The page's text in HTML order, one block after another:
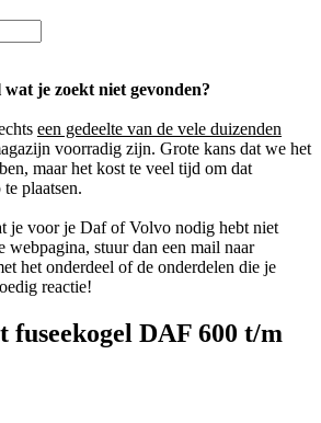
je zoekt niet gevonden?
een gedeelte van de vele duizenden
voorradig zijn. Grote kans dat we het
maar het kost te veel tijd om dat
plaatsen.
je voor je Daf of Volvo nodig hebt niet
webpagina, stuur dan een mail naar
het onderdeel of de onderdelen die je
reactie!
fuseekogel DAF 600 t/m